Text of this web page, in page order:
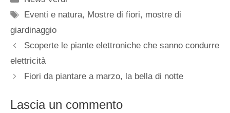
Tag
Eventi e natura, Mostre di fiori, mostre di
giardinaggio
Scoperte le piante elettroniche che sanno condurre
elettricità
Fiori da piantare a marzo, la bella di notte
Lascia un commento